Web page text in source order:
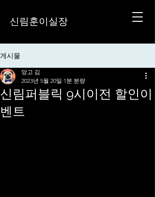
신림훈이실장
게시물
신림퍼블릭 9시이전 할인이
벤트
망고 김
2023년 5월 20일 1분 분량